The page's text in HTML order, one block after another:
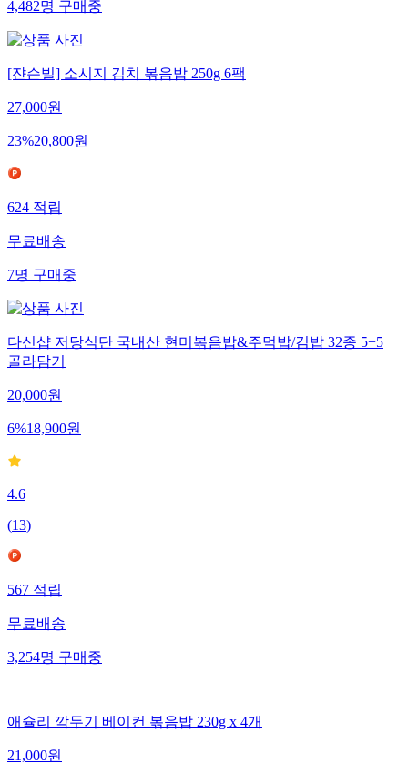
4,482명구매중
[쟌슨빌] 소시지 김치 볶음밥 250g 6팩
27,000원
23%20,800원
624적립
무료배송
7명구매중
다신샵 저당식단 국내산 현미볶음밥&주먹밥/김밥 32종 5+5
골라담기
20,000원
6%18,900원
4.6
(13)
567적립
무료배송
3,254명구매중
애슐리 깍두기 베이컨 볶음밥 230g x 4개
21,000원